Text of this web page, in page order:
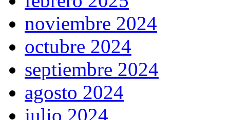
noviembre 2024
octubre 2024
septiembre 2024
agosto 2024
julio 2024